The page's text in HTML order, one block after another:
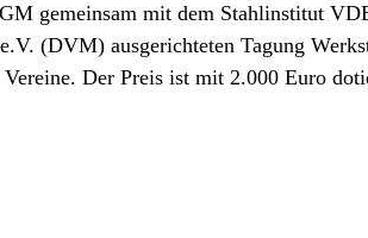
gemeinsam mit dem Stahlinstitut
(DVM) ausgerichteten Tagung
Der Preis ist mit 2.000 Euro